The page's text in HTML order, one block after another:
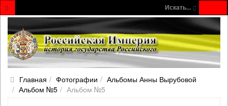
Искать...
Главная Фотографии
Альбомы Анны Вырубовой
Альбом №5
Альбом №5